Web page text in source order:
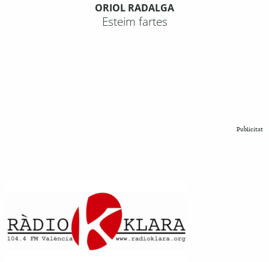
ORIOL RADALGA
Esteim fartes
Publicitat